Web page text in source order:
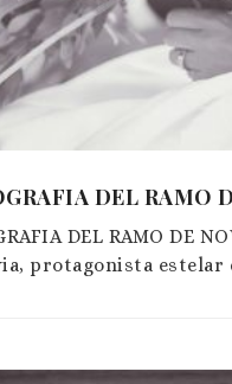
DEL RAMO
DEL RAMO DE
protagonista estelar